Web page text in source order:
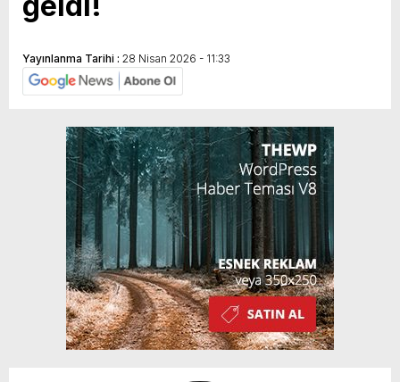
Yayınlanma Tarihi : 28 Nisan 2026 - 11:33